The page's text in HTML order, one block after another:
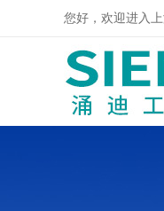
您好，欢迎进入